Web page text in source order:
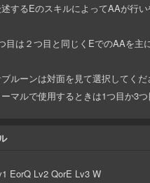
するEのスキルによってAAが行
目は２つ目と同じくEでのAAを主
ルーンは対面を見て選択してくだ
ーマルで使用するときは1つ目か3
EorQ Lv2 QorE Lv3 W